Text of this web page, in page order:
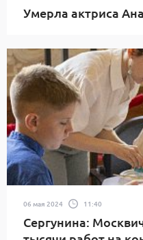
Умерла актриса
06 мая 2024 11:40
Сергунина: